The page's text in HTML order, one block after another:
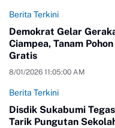
Berita Terkini
Demokrat Gelar
Ciampea, Tanam
Gratis
8/01/2026 11:05:00 AM
Berita Terkini
Disdik Sukabumi
Tarik Pungutan